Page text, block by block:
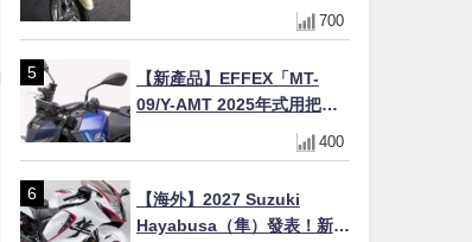
110【Webike愛車精選】
700
【新產品】EFFEX「MT-
09/Y-AMT 2025年式用把手
Easy Fit Bar Plus」！高
7mm後移16mm直上×三色×
400
【海外】2027 Suzuki
Hayabusa（隼）發表！新增